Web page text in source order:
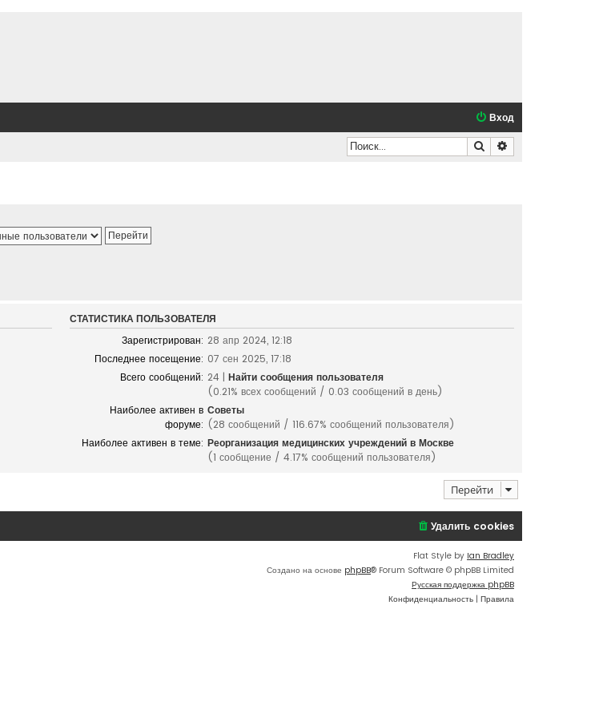
Вход
Поиск
СТАТИСТИКА ПОЛЬЗОВАТЕЛЯ
Зарегистрирован: 28 апр 2024, 12:18
Последнее посещение: 07 сен 2025, 17:18
Всего сообщений: 24 | Найти сообщения пользователя
(0.21% всех сообщений / 0.03 сообщений в день)
Наиболее активен в
форуме:
Советы
(28 сообщений / 116.67% сообщений пользователя)
Наиболее активен в теме: Реорганизация медицинских учреждений в Москве
(1 сообщение / 4.17% сообщений пользователя)
Перейти
Удалить cookies
Flat Style by Ian Bradley
Создано на основе phpBB® Forum Software © phpBB Limited
Русская поддержка phpBB
Конфиденциальность | Правила